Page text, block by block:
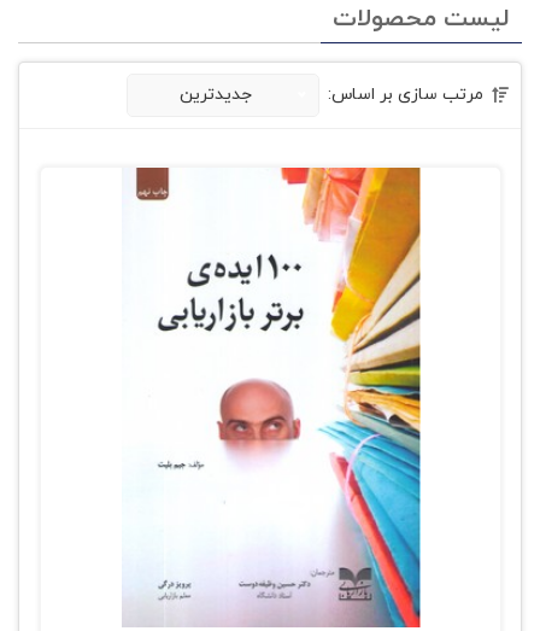
لیست محصولات
مرتب سازی بر اساس: جدیدترین